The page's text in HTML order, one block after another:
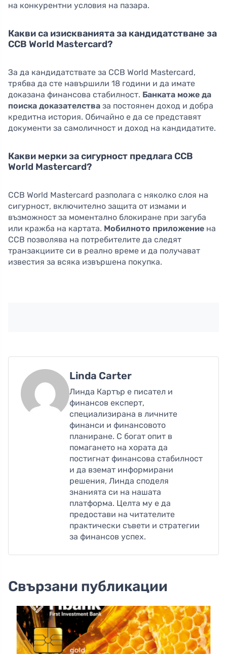
на конкурентни условия на пазара.
Какви са изискванията за кандидатстване за
CCB World Mastercard?
За да кандидатствате за CCB World Mastercard,
трябва да сте навършили 18 години и да имате
доказана финансова стабилност. Банката може да
поиска доказателства за постоянен доход и добра
кредитна история. Обичайно е да се представят
документи за самоличност и доход на кандидатите.
Какви мерки за сигурност предлага CCB
World Mastercard?
CCB World Mastercard разполага с няколко слоя на
сигурност, включително защита от измами и
възможност за моментално блокиране при загуба
или кражба на картата. Мобилното приложение на
CCB позволява на потребителите да следят
транзакциите си в реално време и да получават
известия за всяка извършена покупка.
Linda Carter
Линда Картър е писател и
финансов експерт,
специализирана в личните
финанси и финансовото
планиране. С богат опит в
помагането на хората да
постигнат финансова стабилност
и да вземат информирани
решения, Линда споделя
знанията си на нашата
платформа. Целта му е да
предостави на читателите
практически съвети и стратегии
за финансов успех.
Свързани публикации